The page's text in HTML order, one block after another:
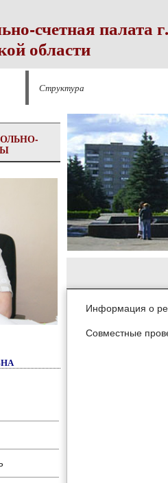
счетная палата
области
Структура
Информация о
Совместные